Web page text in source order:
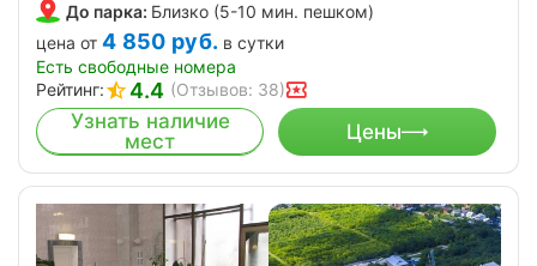
До парка: Близко (5-10 мин. пешком)
цена от 4 850 руб. в сутки
Есть свободные номера
Рейтинг:
4.4 (Отзывов: 38)
Узнать наличие
мест
Цены